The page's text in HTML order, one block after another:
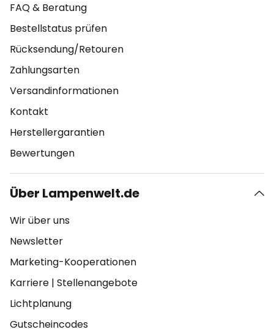
FAQ & Beratung
Bestellstatus prüfen
Rücksendung/Retouren
Zahlungsarten
Versandinformationen
Kontakt
Herstellergarantien
Bewertungen
Über Lampenwelt.de
Wir über uns
Newsletter
Marketing-Kooperationen
Karriere | Stellenangebote
Lichtplanung
Gutscheincodes